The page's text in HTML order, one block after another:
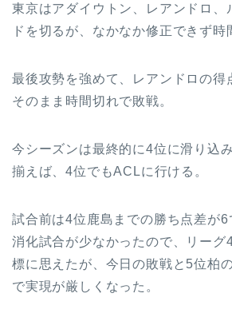
東京はアダイウトン、レアンドロ、
ドを切るが、なかなか修正できず時
最後攻勢を強めて、レアンドロの得
そのまま時間切れで敗戦。
今シーズンは最終的に4位に滑り込
揃えば、4位でもACLに行ける。
試合前は4位鹿島までの勝ち点差が
消化試合が少なかったので、リーグ
標に思えたが、今日の敗戦と5位柏
で実現が厳しくなった。